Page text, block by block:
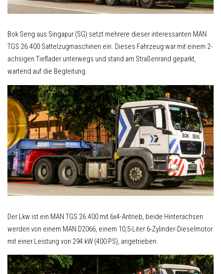
Bok Seng aus Singapur (SG) setzt mehrere dieser interessanten MAN
TGS 26.400 Sattelzugmaschinen ein. Dieses Fahrzeug war mit einem 2-
achsigen Tieflader unterwegs und stand am Straßenrand geparkt,
wartend auf die Begleitung.
Der Lkw ist ein MAN TGS 26.400 mit 6x4-Antrieb, beide Hinterachsen
werden von einem MAN D2066, einem 10,5-Liter 6-Zylinder-Dieselmotor
mit einer Leistung von 294 kW (400 PS), angetrieben.